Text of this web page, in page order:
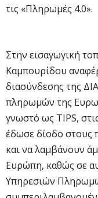
τις «Πληρωμές 4.0».
Στην εισαγωγική
Καμπουρίδου
διασύνδεσης της
πληρωμών της
γνωστό ως TIPS,
έδωσε δίοδο στους
και να λαμβάνουν
Ευρώπη, καθώς σε
Υπηρεσιών